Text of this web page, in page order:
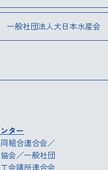
一般社団法人大日本水産会
ター
組合連合会／
会／一般社団
会議所連合会